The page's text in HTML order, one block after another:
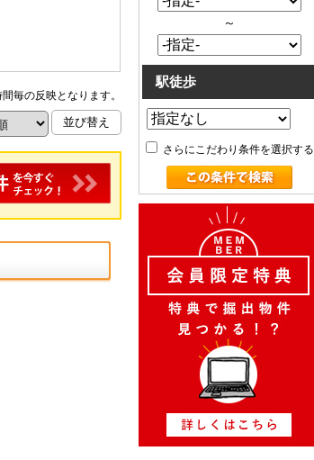
毎の反映となります。
～
駅徒歩
さらにこだわり条件を選択する